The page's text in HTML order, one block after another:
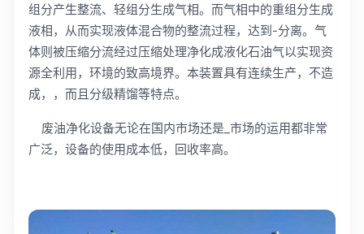
组分产生整流、轻组分生成气相。而气相中的重组分生成
液相，从而实现液体混合物的整流过程，达到-分离。气
体则被压缩分流经过压缩处理净化成液化石油气以实现资
源全利用，环境的致高境界。本装置具有连续生产，不造
成，，而且分级精馏等特点。
废油净化设备无论在国内市场还是_市场的运用都非常
广泛，设备的使用成本低，回收率高。